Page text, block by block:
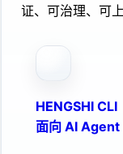
证、可治理、可
HENGSHI CLI
面向 AI Agent